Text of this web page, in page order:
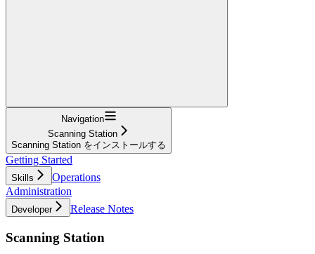
Navigation
Scanning Station
Scanning Station をインストールする
Getting Started
Skills
Operations
Administration
Developer Release Notes
Scanning Station